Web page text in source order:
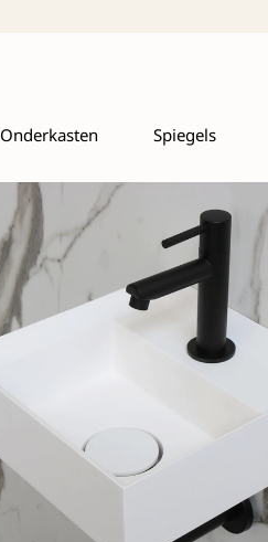
Onderkasten Spiegels